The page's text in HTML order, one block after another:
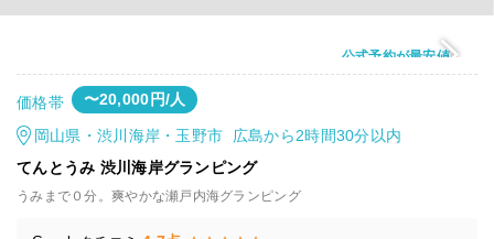
公式予約が最安値
価格帯 〜20,000円/人
岡山県・渋川海岸・玉野市 広島から2時間30分以内
てんとうみ 渋川海岸グランピング
うみまで０分。爽やかな瀬戸内海グランピング